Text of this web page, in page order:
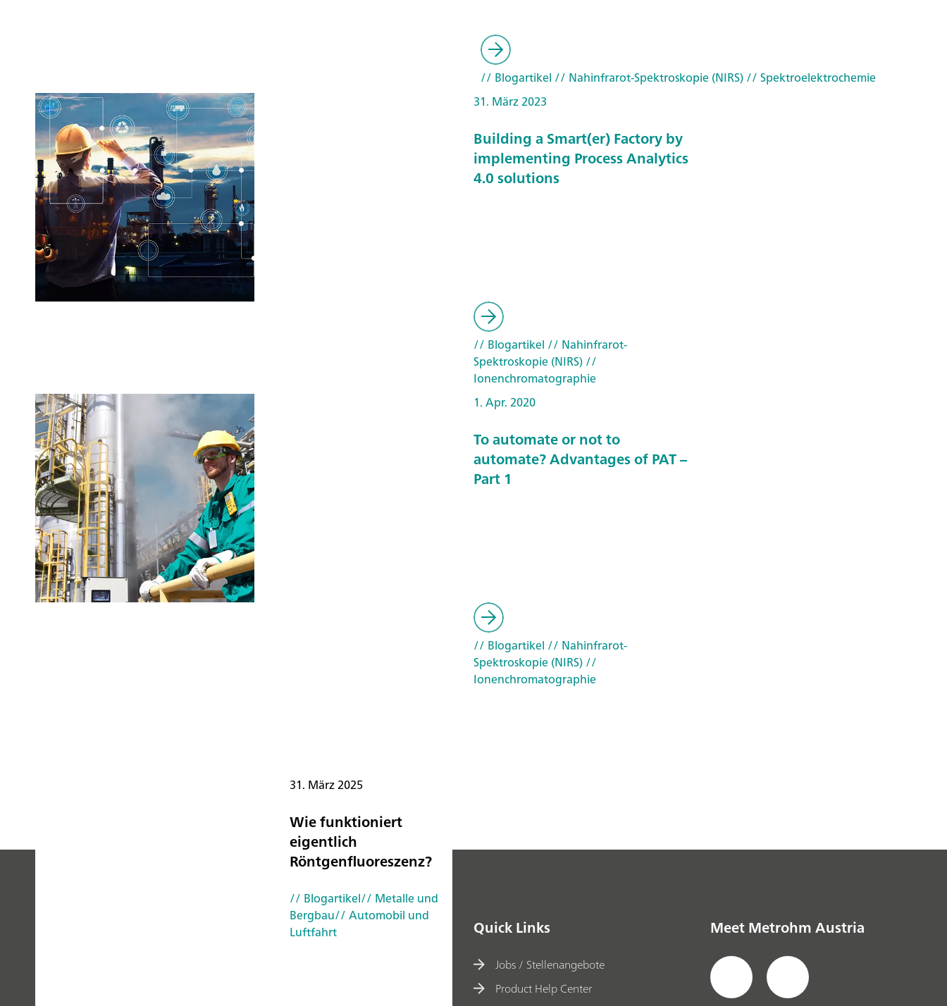
31. März 2025
Wie funktioniert
eigentlich
Röntgenfluoreszenz?
// Blogartikel// Metalle und
Bergbau// Automobil und
Luftfahrt
// Blogartikel // Nahinfrarot-Spektroskopie (NIRS)// Spektroelektrochemie
31. März 2023
Building a Smart(er) Factory by
implementing Process Analytics
4.0 solutions
// Blogartikel // Nahinfrarot-
Spektroskopie (NIRS)//
Ionenchromatographie
1. Apr. 2020
To automate or not to
automate? Advantages of PAT –
Part 1
// Blogartikel // Nahinfrarot-
Spektroskopie (NIRS)//
Ionenchromatographie
Quick Links
Jobs / Stellenangebote
Product Help Center
Meet Metrohm Austria